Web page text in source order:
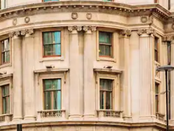
erkunde die Ergebnisse durch